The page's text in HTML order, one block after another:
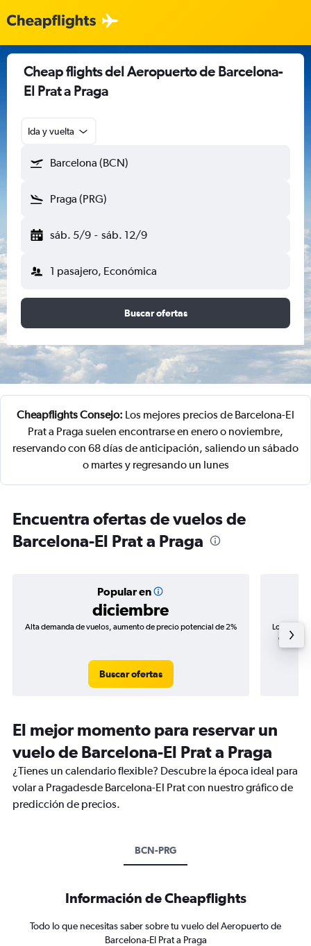
Cheap flights del Aeropuerto de Barcelona-
El Prat a Praga
Ida y vuelta
Barcelona (BCN)
Praga (PRG)
sáb. 5/9 - sáb. 12/9
1 pasajero, Económica
Buscar ofertas
Cheapflights Consejo: Los mejores precios de Barcelona-El
Prat a Praga suelen encontrarse en enero o noviembre,
reservando con 68 días de anticipación, saliendo un sábado
o martes y regresando un lunes
Encuentra ofertas de vuelos de
Barcelona-El Prat a Praga
Popular en
diciembre
Alta demanda de vuelos, aumento de precio potencial de 2%
Buscar ofertas
Los
de
El mejor momento para reservar un
vuelo de Barcelona-El Prat a Praga
¿Tienes un calendario flexible? Descubre la época ideal para
volar a Pragadesde Barcelona-El Prat con nuestro gráfico de
predicción de precios.
BCN-PRG
Información de Cheapflights
Todo lo que necesitas saber sobre tu vuelo del Aeropuerto de
Barcelona-El Prat a Praga